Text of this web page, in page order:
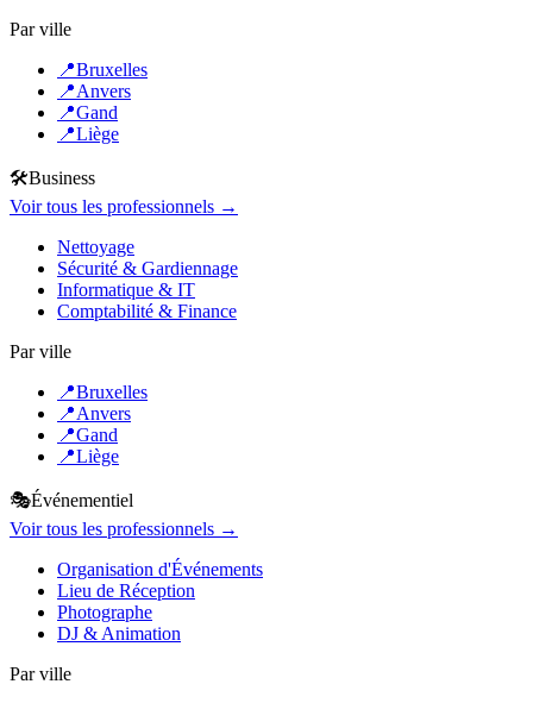
Par ville
📍Bruxelles
📍Anvers
📍Gand
📍Liège
🛠️Business
Voir tous les professionnels →
Nettoyage
Sécurité & Gardiennage
Informatique & IT
Comptabilité & Finance
Par ville
📍Bruxelles
📍Anvers
📍Gand
📍Liège
🎭Événementiel
Voir tous les professionnels →
Organisation d'Événements
Lieu de Réception
Photographe
DJ & Animation
Par ville